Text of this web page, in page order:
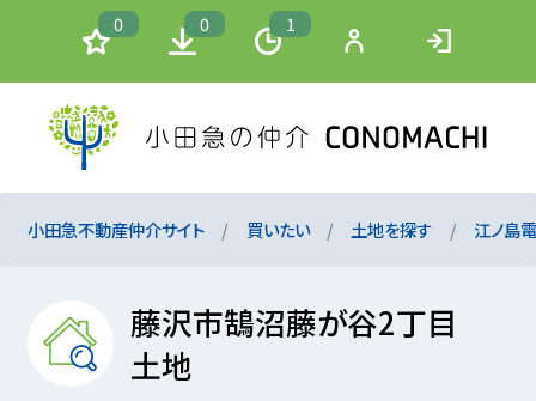
0 0 1
小田急不動産仲介サイト 買いたい 土地を探す 江ノ島
藤沢市鵠沼藤が谷2丁目
土地